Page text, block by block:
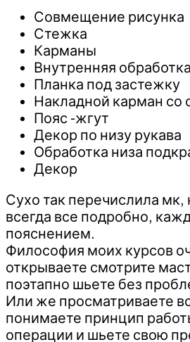
Совмещение рисунка
Стежка
Карманы
Внутренняя
Планка под застежку
Накладной карман со
Пояс -жгут
Декор по низу рукава
Обработка низа
Декор
Сухо так перечислила мк,
всегда все подробно,
пояснением.
Философия моих курсов
открываете смотрите
поэтапно шьете без
Или же просматриваете
понимаете принцип
операции и шьете свою